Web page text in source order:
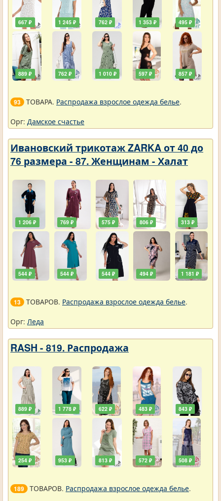
667 ₽
889 ₽
1 245 ₽
762 ₽
762 ₽
1 010 ₽
1 353 ₽
597 ₽
495 ₽
857 ₽
93 ТОВАРА. Распродажа взрослое одежда белье.
Орг: Дамское счастье
Ивановский трикотаж ZARKA от 40 до
76 размера - 87. Женщинам - Халат
1 206 ₽
544 ₽
769 ₽
544 ₽
575 ₽
544 ₽
806 ₽
494 ₽
313 ₽
1 181 ₽
13 ТОВАРОВ. Распродажа взрослое одежда белье.
Орг: Леда
RASH - 819. Распродажа
889 ₽
254 ₽
1 778 ₽
953 ₽
622 ₽
813 ₽
483 ₽
572 ₽
843 ₽
508 ₽
189 ТОВАРОВ. Распродажа взрослое одежда белье.